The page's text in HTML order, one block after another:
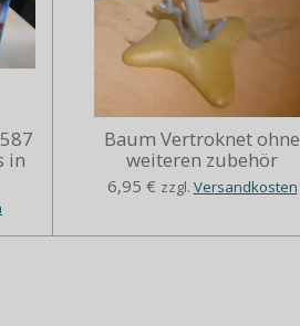
in
Baum Vertroknet ohne
weiteren zubehör
6,95 € zzgl. Versandkosten